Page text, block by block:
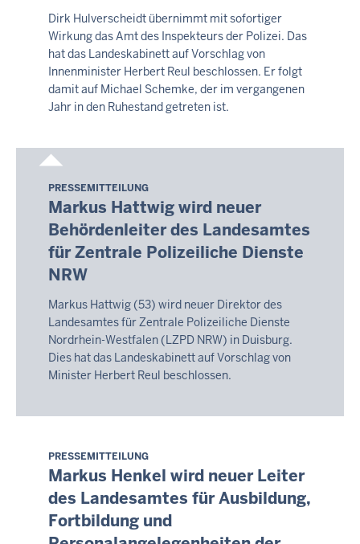
Dirk Hulverscheidt übernimmt mit sofortiger
Wirkung das Amt des Inspekteurs der Polizei. Das
hat das Landeskabinett auf Vorschlag von
Innenminister Herbert Reul beschlossen. Er folgt
damit auf Michael Schemke, der im vergangenen
Jahr in den Ruhestand getreten ist.
Montag,
10.
August
2026
-
PRESSEMITTEILUNG
Markus Hattwig wird neuer
Behördenleiter des Landesamtes
für Zentrale Polizeiliche Dienste
NRW
Markus Hattwig (53) wird neuer Direktor des
Landesamtes für Zentrale Polizeiliche Dienste
Nordrhein-Westfalen (LZPD NRW) in Duisburg.
Dies hat das Landeskabinett auf Vorschlag von
Minister Herbert Reul beschlossen.
Montag,
10.
August
2026
-
PRESSEMITTEILUNG
Markus Henkel wird neuer Leiter
des Landesamtes für Ausbildung,
Fortbildung und